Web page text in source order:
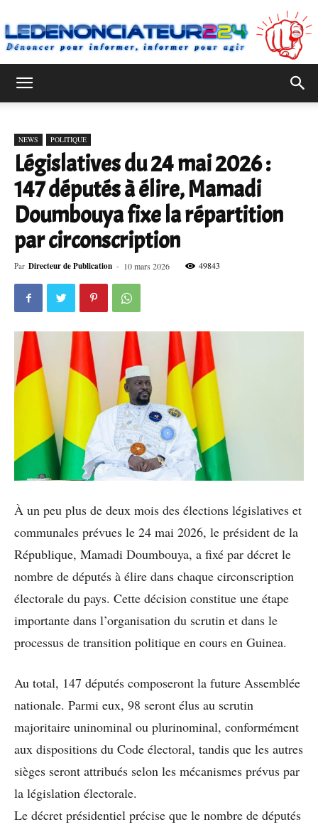
NEWS POLITIQUE
Législatives du 24 mai 2026 :
147 députés à élire, Mamadi
Doumbouya fixe la répartition
par circonscription
Par Directeur de Publication - 10 mars 2026 49843
À un peu plus de deux mois des élections législatives et
communales prévues le 24 mai 2026, le président de la
République, Mamadi Doumbouya, a fixé par décret le
nombre de députés à élire dans chaque circonscription
électorale du pays. Cette décision constitue une étape
importante dans l’organisation du scrutin et dans le
processus de transition politique en cours en Guinea.
Au total, 147 députés composeront la future Assemblée
nationale. Parmi eux, 98 seront élus au scrutin
majoritaire uninominal ou plurinominal, conformément
aux dispositions du Code électoral, tandis que les autres
sièges seront attribués selon les mécanismes prévus par
la législation électorale.
Le décret présidentiel précise que le nombre de députés